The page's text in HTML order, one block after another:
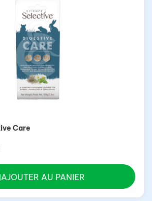
Care
AJOUTER AU PANIER